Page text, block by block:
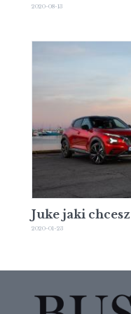
2020-08-13
Juke jaki chcesz
2020-01-23